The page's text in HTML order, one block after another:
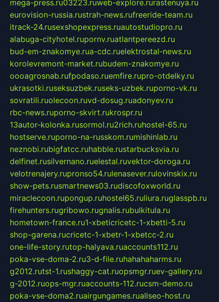
mega-press.ru03223.ruweb-explore.rurastenuya.ru
eurovision-russia.rustrah-news.rufreeride-team.ru
itrack-24.rusexshopexpress.ruautostudiopro.ru
alabuga-cityhotel.rupornv.ruatlantpereezd.ru
bud-em-znakomye.rua-cdc.ruelektrostal-news.ru
korolevremont-market.rubudem-znakomye.ru
oooagrosnab.rufpodaso.ruemfire.rupro-otdelky.ru
ukrasotki.ruseksuzbek.ruseks-uzbek.ruporno-vk.ru
sovratili.ruolecoon.ruvd-dosug.ruadonyev.ru
rbc-news.ruporno-skvirt.rukrospr.ru
13autor-kolonka.rusormol.ru2rich.ruhostel-65.ru
hostserve.ruporno-na-russkom.rumishinlab.ru
neznobi.rubigfatcc.ruhabble.rustarbucksvia.ru
delfinet.rusilvernano.ruelestal.ruvektor-doroga.ru
velotrenajery.rupronso54.rulenasever.rulovinskix.ru
show-pets.rusmartnews03.rudiscofoxworld.ru
miraclecoon.rupongup.ruhostel65.ruliura.ruglasspb.ru
firehunters.rugribowo.rugnalis.rubulkitula.ru
hometown-france.ru1-xbeticricetc-1-xbetti-5.ru
shop-garena.rucricetc-1-xbetr-1-xbetcc-2.ru
one-life-story.rutop-halyava.ruaccounts112.ru
poka-vse-doma-2.ru3-d-file.ruhahahaharms.ru
g2012.rutst-1.rushaggy-cat.ruopsmgr.ruev-gallery.ru
g-2012.ruops-mgr.ruaccounts-112.rucsm-demo.ru
poka-vse-doma2.ruairgungames.ruallseo-host.ru